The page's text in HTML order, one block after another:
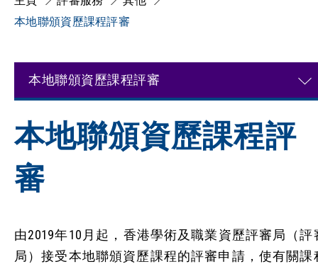
本地聯頒資歷課程評審
本地聯頒資歷課程評審
本地聯頒資歷課程評
審
由2019年10月起，香港學術及職業資歷評審局（評
局）接受本地聯頒資歷課程的評審申請，使有關課